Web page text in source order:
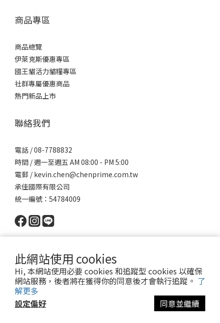
此網站使用 cookies
Hi, 本網站使用必要 cookies 和追蹤型 cookies 以確保
網站服務，後者將在獲得你的同意後才會執行追蹤。 了
解更多
設定偏好
同意並繼續
商品專區
商品總覽
伊萊克斯優惠專區
國王貓活力貓糧專區
社群專屬優惠商品
熱門新品上市
聯絡我們
電話 / 08-7788832
時間 / 週一至週五 AM 08:00 - PM 5:00
電郵 / kevin.chen@chenprime.com.tw
承佳國際有限公司
統一編號：54784009
Powered by SHOPLINE │服務條款│ 2022 © 派瑪寵物 PET MART